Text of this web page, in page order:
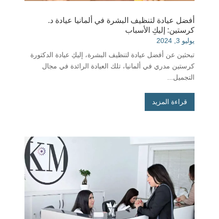
أفضل عيادة لتنظيف البشرة في ألمانيا عيادة د.
كرستين: إليكِ الأسباب
يوليو 3, 2024
تبحثين عن أفضل عيادة لتنظيف البشرة، إليكِ عيادة الدكتورة
كرستين مدري في ألمانيا، تلك العيادة الرائدة في مجال
التجميل...
قراءة المزيد